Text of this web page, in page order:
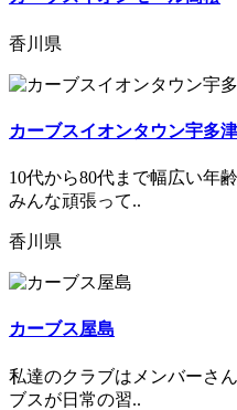
香川県
カーブスイオンタウン宇多津
10代から80代まで幅広い年
みんな頑張って..
香川県
カーブス屋島
私達のクラブはメンバーさ
ブスが日常の習..